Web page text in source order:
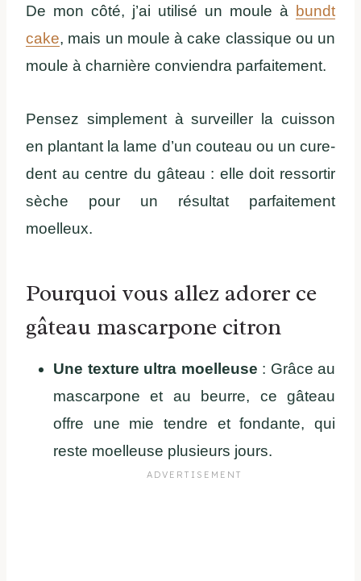
De mon côté, j’ai utilisé un moule à bundt
cake, mais un moule à cake classique ou un
moule à charnière conviendra parfaitement.
Pensez simplement à surveiller la cuisson
en plantant la lame d’un couteau ou un cure-
dent au centre du gâteau : elle doit ressortir
sèche pour un résultat parfaitement
moelleux.
Pourquoi vous allez adorer ce
gâteau mascarpone citron
Une texture ultra moelleuse : Grâce au
mascarpone et au beurre, ce gâteau
offre une mie tendre et fondante, qui
reste moelleuse plusieurs jours.